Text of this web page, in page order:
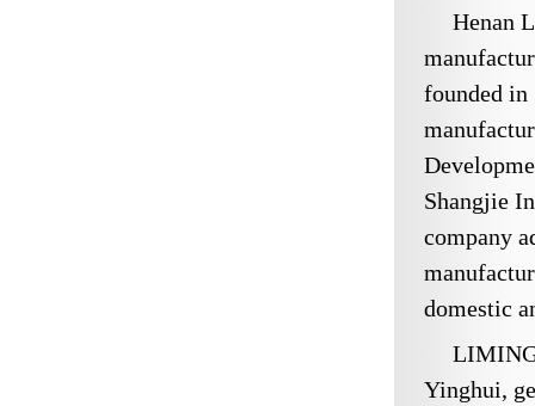
Henan
founded in
Shangjie
company
domestic
Yinghui,